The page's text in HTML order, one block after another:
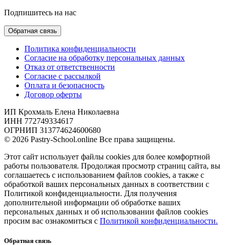
Подпишитесь на нас
Обратная связь
Политика конфиденциальности
Согласие на обработку персональных данных
Отказ от ответственности
Согласие с рассылкой
Оплата и безопасность
Договор оферты
ИП Крохмаль Елена Николаевна
ИНН 772749334617
ОГРНИП 313774624600680
© 2026 Pastry-School.online Все права защищены.
Этот сайт использует файлы cookies для более комфортной
работы пользователя. Продолжая просмотр страниц сайта, вы
соглашаетесь с использованием файлов cookies, а также с
обработкой ваших персональных данных в соответствии с
Политикой конфиденциальности. Для получения
дополнительной информации об обработке ваших
персональных данных и об использовании файлов cookies
просим вас ознакомиться с Политикой конфиденциальности.
Обратная связь